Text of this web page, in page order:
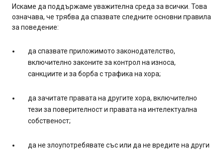
Искаме да поддържаме уважителна среда за всички. Това
означава, че трябва да спазвате следните основни правила
за поведение:
да спазвате приложимото законодателство,
включително законите за контрол на износа,
санкциите и за борба с трафика на хора;
да зачитате правата на другите хора, включително
тези за поверителност и правата на интелектуална
собственост;
да не злоупотребявате със или да не вредите на други